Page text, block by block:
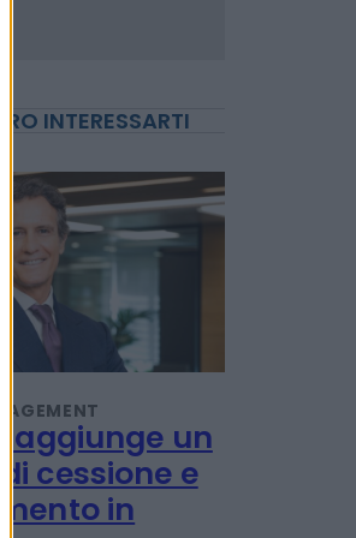
INTERESSARTI
raggiunge un
cessione e
in